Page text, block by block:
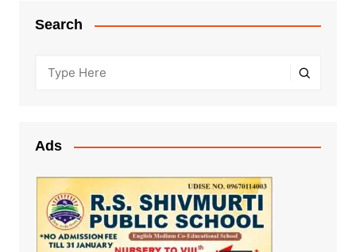
Search
Ads